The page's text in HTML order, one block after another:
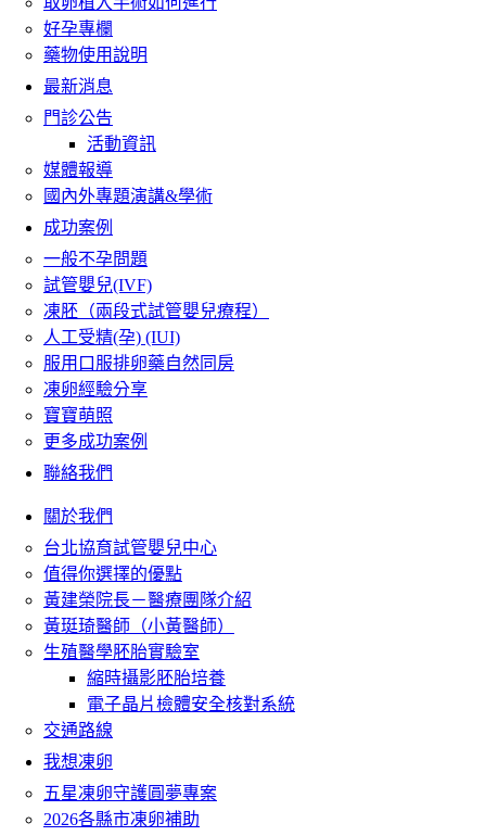
好孕專欄
藥物使用說明
最新消息
門診公告
活動資訊
媒體報導
國內外專題演講&學術
成功案例
一般不孕問題
試管嬰兒(IVF)
凍胚（兩段式試管嬰兒療程）
人工受精(孕) (IUI)
服用口服排卵藥自然同房
凍卵經驗分享
寶寶萌照
更多成功案例
聯絡我們
關於我們
台北協育試管嬰兒中心
值得你選擇的優點
黃建榮院長－醫療團隊介紹
黃珽琦醫師（小黃醫師）
生殖醫學胚胎實驗室
縮時攝影胚胎培養
電子晶片檢體安全核對系統
交通路線
我想凍卵
五星凍卵守護圓夢專案
2026各縣市凍卵補助